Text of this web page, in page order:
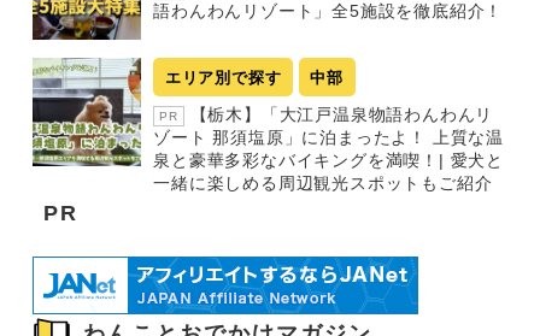
語わんわんリゾート」全5施設を徹底紹介！
エリア別で探す 中部
PR
【栃木】「大江戸温泉物語わんわんリ
ゾート 那須塩原」に泊まったよ！ 上質な温
泉と豪華多彩なバイキングを満喫！| 愛犬と
一緒に楽しめる周辺観光スポットもご紹介
PR